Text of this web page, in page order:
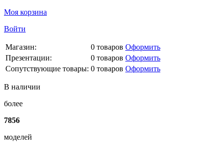
Моя корзина
Войти
Магазин: 0 товаров Оформить
Презентации:
0 товаров Оформить
Сопутствующие товары: 0 товаров Оформить
В наличии
более
7856
моделей